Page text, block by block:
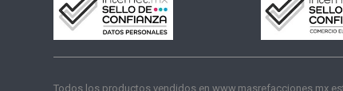
Todos los productos vendidos en www.masrefacciones.mx